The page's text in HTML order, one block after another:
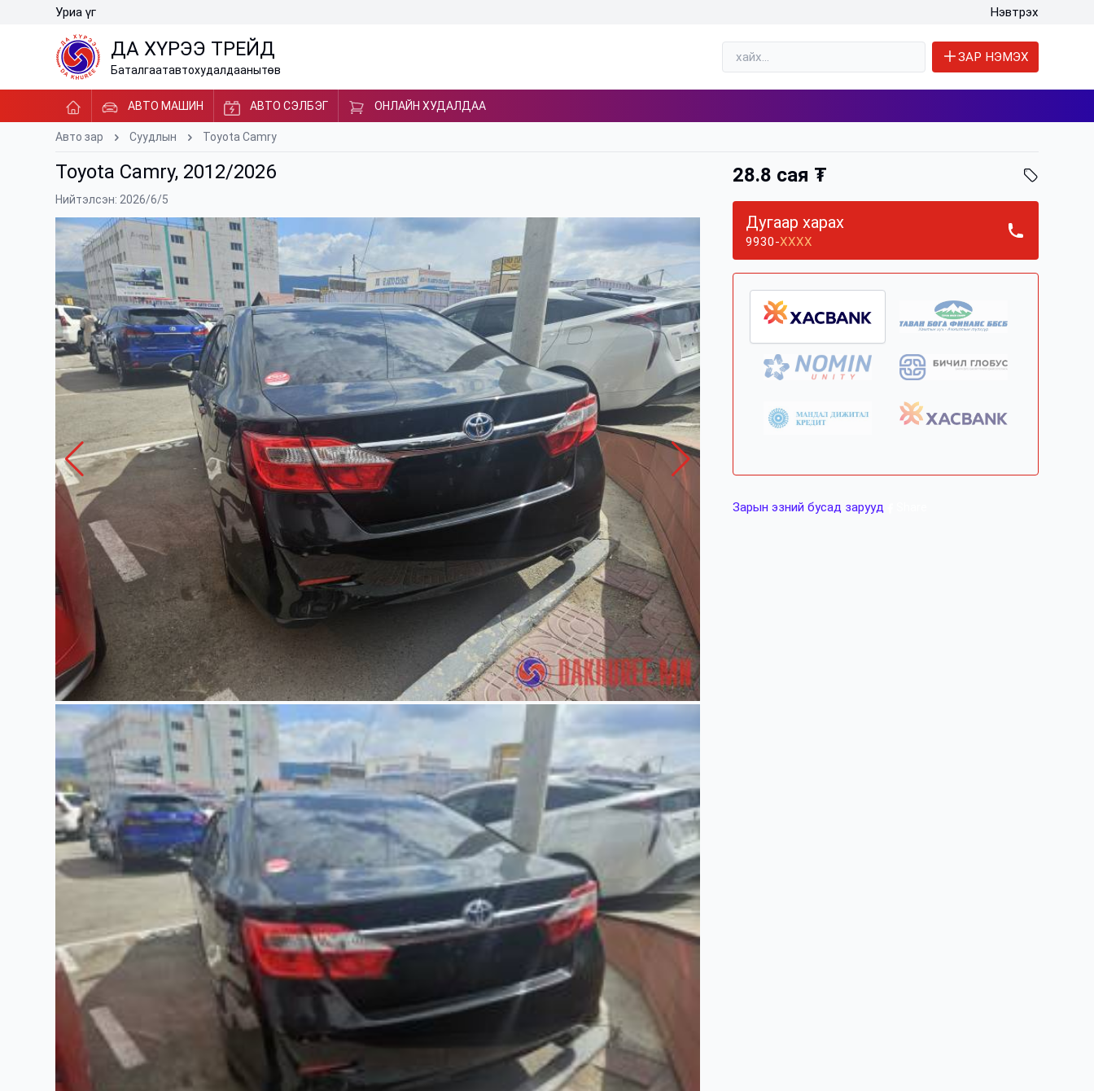
Уриа үг Нэвтрэх
ДА ХҮРЭЭ ТРЕЙД
Баталгаатавтохудалдаанытөв
ЗАР НЭМЭХ
АВТО МАШИН АВТО СЭЛБЭГ ОНЛАЙН ХУДАЛДАА
Авто зар Суудлын Toyota Camry
Toyota Camry, 2012/2026
Нийтэлсэн: 2026/6/5
28.8 сая ₮
Дугаар харах
9930-XXXX
Зарын эзний бусад зарууд